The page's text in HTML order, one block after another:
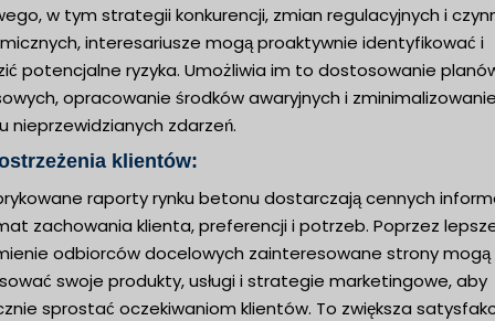
w tym strategii konkurencji, zmian regulacyjnych i
interesariusze mogą proaktywnie identyfikować i
potencjalne ryzyka. Umożliwia im to dostosowanie
opracowanie środków awaryjnych i
nieprzewidzianych zdarzeń.
klientów:
raporty rynku betonu dostarczają cennych
zachowania klienta, preferencji i potrzeb. Poprzez
odbiorców docelowych zainteresowane strony mogą
swoje produkty, usługi i strategie marketingowe, aby
sprostać oczekiwaniom klientów. To zwiększa